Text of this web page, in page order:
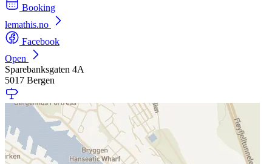
Booking
lemathis.no
Facebook
Open
Sparebanksgaten 4A
5017 Bergen